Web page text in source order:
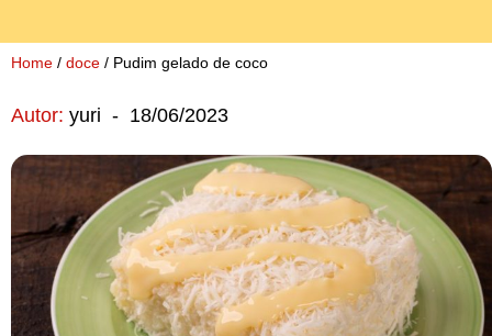
Mousses
Cupcakes
Salgado
Doce
Pão
Home / doce / Pudim gelado de coco
Autor: yuri - 18/06/2023